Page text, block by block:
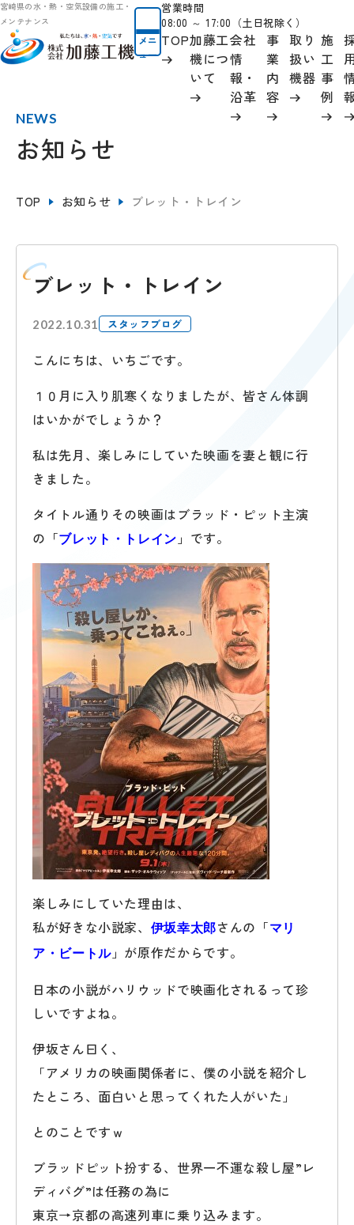
宮崎県の水・熱・空気設備の施工・
メンテナンス
メニ
ュー
営業時間
08:00 ～ 17:00（土日祝除く）
TOP加藤工
機につ
いて
会社
情
報 ・
沿革
事
業
内
容
取り
扱い
機器
施
工
事
例
NEWS
お知らせ
TOP お知らせ ブレット・トレイン
ブレット・トレイン
2022.10.31 スタッフブログ
こんにちは、いちごです。
１０月に入り肌寒くなりましたが、皆さん体調
はいかがでしょうか？
私は先月、楽しみにしていた映画を妻と観に行
きました。
タイトル通りその映画はブラッド・ピット主演
の「ブレット・トレイン 」です。
楽しみにしていた理由は、
私が好きな小説家、
伊坂幸太郎さんの「マリ
ア・ビートル」が原作だからです。
日本の小説がハリウッドで映画化されるって珍
しいですよね。
伊坂さん曰く、
「アメリカの映画関係者に、僕の小説を紹介し
たところ、面白いと思ってくれた人がいた」
とのことですｗ
ブラッドピット扮する、世界一不運な殺し屋”レ
ディバグ”は任務の為に
東京→京都の高速列車に乗り込みます。